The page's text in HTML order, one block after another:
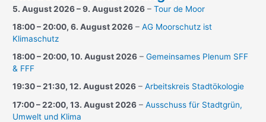
5. August 2026–9. August 2026 –Tour de Moor
18:00–20:00,6. August 2026 –AG Moorschutz ist
Klimaschutz
18:00–20:00,10. August 2026 –Gemeinsames Plenum SFF
& FFF
19:30–21:30,12. August 2026 –Arbeitskreis Stadtökologie
17:00–22:00,13. August 2026 –Ausschuss für Stadtgrün,
Umwelt und Klima